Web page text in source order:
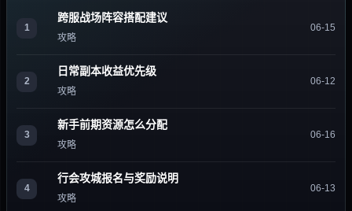
1
跨服战场阵容搭配建议
攻略
06-15
2
日常副本收益优先级
攻略
06-12
3
新手前期资源怎么分配
攻略
06-16
4
行会攻城报名与奖励说明
攻略
06-13